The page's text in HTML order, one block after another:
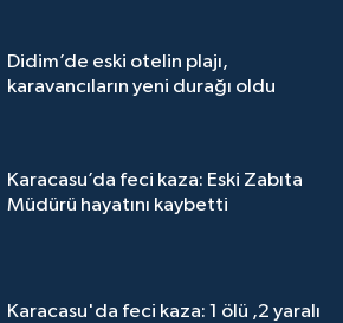
Didim’de eski otelin plajı,
karavancıların yeni durağı oldu
Karacasu’da feci kaza: Eski Zabıta
Müdürü hayatını kaybetti
Karacasu'da feci kaza: 1 ölü ,2 yaralı